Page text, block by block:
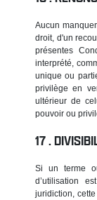
Aucun
droit, d'un
présentes
interprété,
unique ou
privilège en
ultérieur de
pouvoir ou
Si un terme
d’utilisation
juridiction,